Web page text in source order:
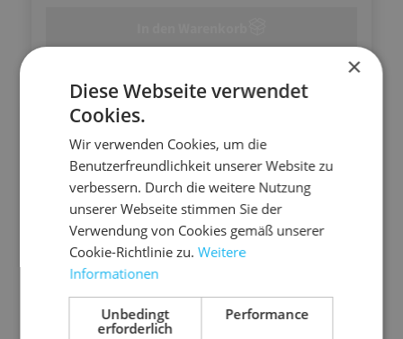
×
Diese Webseite verwendet
Cookies.
Wir verwenden Cookies, um die
Benutzerfreundlichkeit unserer Website zu
verbessern. Durch die weitere Nutzung
unserer Webseite stimmen Sie der
Verwendung von Cookies gemäß unserer
Cookie-Richtlinie zu.Weitere
Informationen
Unbedingt
erforderlich
Performance